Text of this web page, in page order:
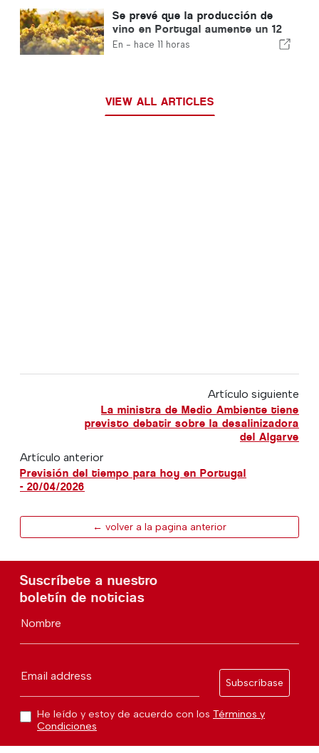
Se prevé que la producción de
vino en Portugal aumente un 12
% en esta vendimia
En - hace 11 horas
VIEW ALL ARTICLES
Artículo siguiente
La ministra de Medio Ambiente tiene
previsto debatir sobre la desalinizadora
del Algarve
Artículo anterior
Previsión del tiempo para hoy en Portugal
- 20/04/2026
← volver a la pagina anterior
Suscríbete a nuestro
boletín de noticias
Nombre
Email address
Subscríbase
He leído y estoy de acuerdo con los Términos y
Condiciones